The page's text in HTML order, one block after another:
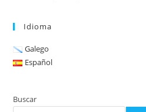
Idioma
Galego
Español
Buscar